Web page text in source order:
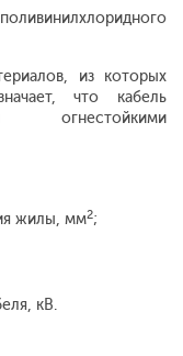
из которых
что кабель
огнестойкими
жилы, мм2;
кВ.